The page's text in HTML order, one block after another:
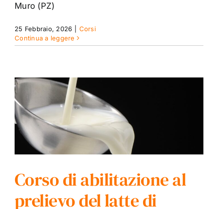
Muro (PZ)
25 Febbraio, 2026
Corsi
Continua a leggere
Corso di abilitazione al
prelievo del latte di